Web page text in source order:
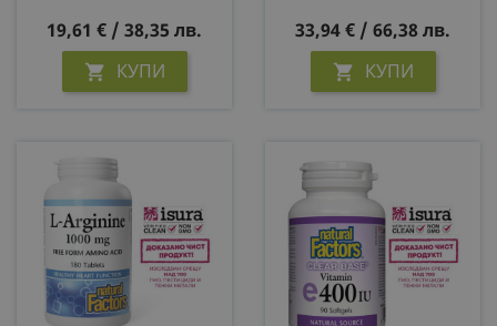
19,61 € / 38,35 лв.
 КУПИ
33,94 € / 66,38 лв.
 КУПИ